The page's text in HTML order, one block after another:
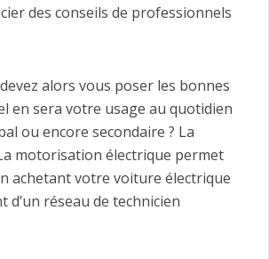
des conseils de professionnels
alors vous poser les bonnes
en sera votre usage au quotidien
ou encore secondaire ? La
motorisation électrique permet
achetant votre voiture électrique
réseau de technicien